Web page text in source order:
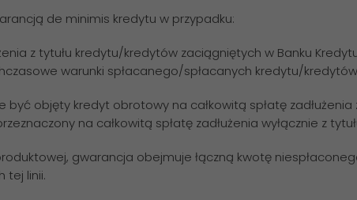
de minimis kredytu w przypadku:
z tytułu kredytu/kredytów zaciągniętych w Banku
warunki spłacanego/spłacanych kredytu/
być objęty kredyt obrotowy na całkowitą spłatę
na całkowitą spłatę zadłużenia wyłącznie z
gwarancja obejmuje łączną kwotę
tej linii.